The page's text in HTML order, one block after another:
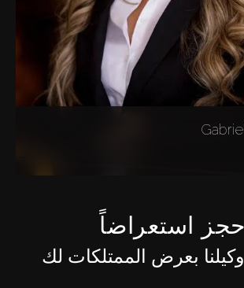
استعراضاً
بعرض الممتلكات لك